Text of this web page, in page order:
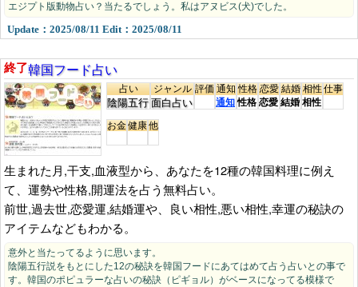
エジプト版動物占い？当たるでしょう。私はアヌビス(犬)でした。
Update：2025/08/11 Edit：2025/08/11
終了韓国フード占い
占い
陰陽五行
ジャンル
面白占い
評価通知
通知
性格
性格
恋愛
恋愛
結婚
結婚
相性
相性
仕事
お金健康他
生まれた月,干支,血液型から、あなたを12種の韓国料理に例え
て、運勢や性格,開運法を占う無料占い。
前世,過去世,恋愛運,結婚運や、良い相性,悪い相性,幸運の秘訣の
アイテムなどもわかる。
意外と当たってるように思います。
陰陽五行説をもとにした12の秘訣を韓国フードにあてはめて占う占いとの事で
す。韓国のポピュラーな占いの秘訣（ピギョル）がベースになってる模様で